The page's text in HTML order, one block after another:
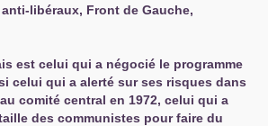
libéraux, Front de Gauche,
est celui qui a négocié le programme
celui qui a alerté sur ses risques dans
comité central en 1972, celui qui a
des communistes pour faire du